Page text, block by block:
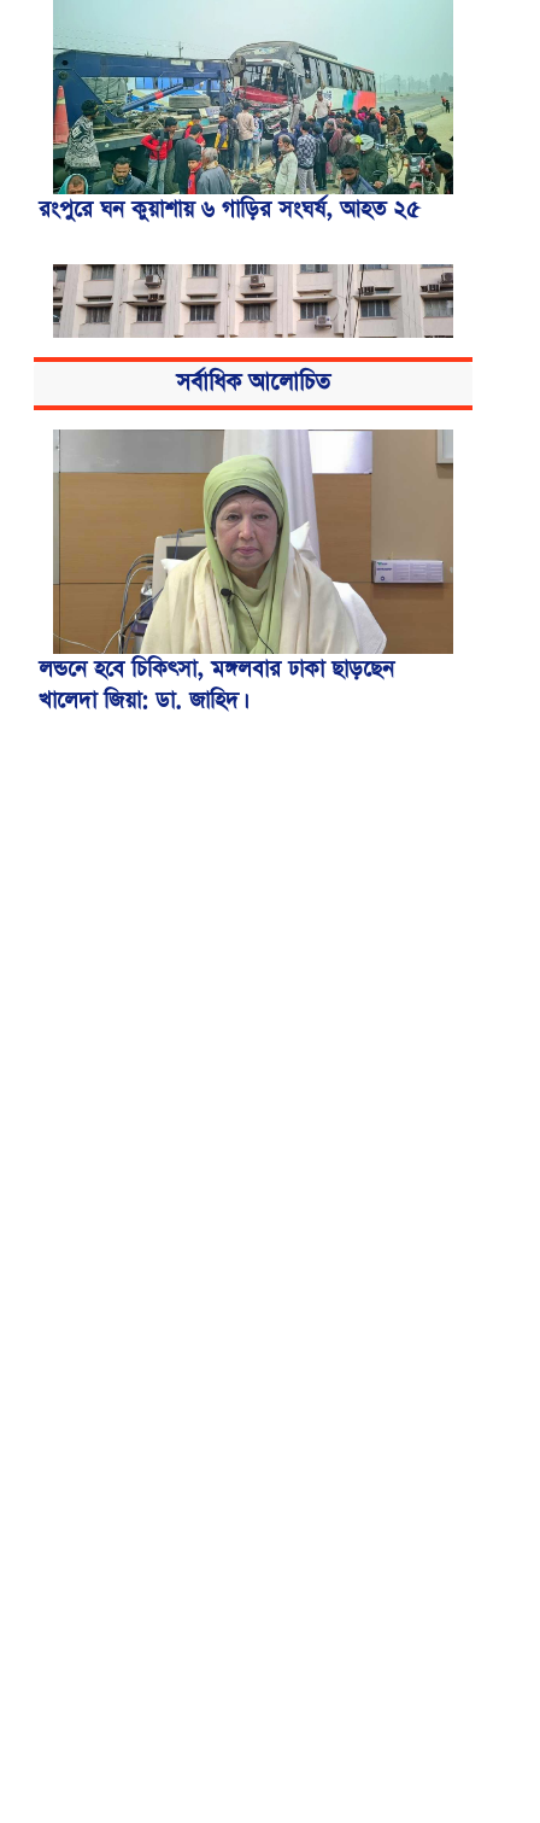
রংপুরে ঘন কুয়াশায় ৬ গাড়ির সংঘর্ষ, আহত ২৫
বিএসএমএমইউয়ের নতুন নাম বাংলাদেশ
মেডিকেল বিশ্ববিদ্যালয়
সর্বাধিক আলোচিত
লন্ডনে হবে চিকিৎসা, মঙ্গলবার ঢাকা ছাড়ছেন
খালেদা জিয়া: ডা. জাহিদ।